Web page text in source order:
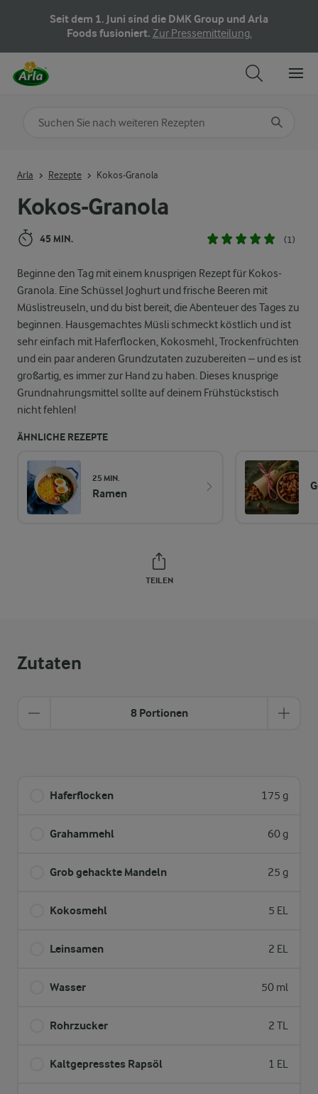
Seit dem 1. Juni sind die DMK Group und Arla
Foods fusioniert. Zur Pressemitteilung.
Kokos-Granola
45 MIN. (1)
Beginne den Tag mit einem knusprigen Rezept für Kokos-
Granola. Eine Schüssel Joghurt und frische Beeren mit
Müslistreuseln, und du bist bereit, die Abenteuer des Tages zu
beginnen. Hausgemachtes Müsli schmeckt köstlich und ist
sehr einfach mit Haferflocken, Kokosmehl, Trockenfrüchten
und ein paar anderen Grundzutaten zuzubereiten – und es ist
großartig, es immer zur Hand zu haben. Dieses knusprige
Grundnahrungsmittel sollte auf deinem Frühstückstisch
nicht fehlen!
ÄHNLICHE REZEPTE
25 MIN.
Ramen
TEILEN
Arla Rezepte Kokos-Granola
Zutaten
8 Portionen
Haferflocken 175 g
Grahammehl 60 g
Grob gehackte Mandeln 25 g
Kokosmehl 5 EL
Leinsamen 2 EL
Wasser 50 ml
Rohrzucker 2 TL
Kaltgepresstes Rapsöl 1 EL
Nach Kategorie suchen